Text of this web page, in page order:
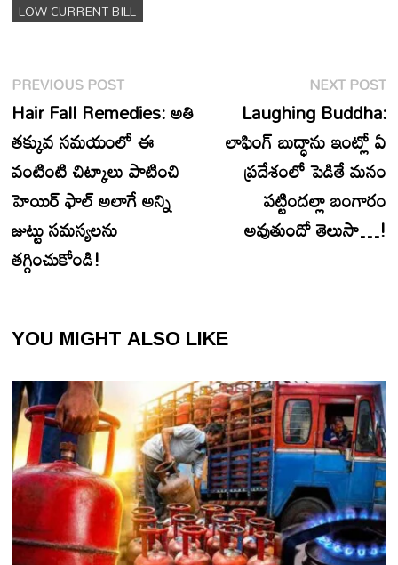
LOW CURRENT BILL
Post
navigation
PREVIOUS POSTPrevious
post:
Hair Fall Remedies: అతి
తక్కువ సమయంలో ఈ
వంటింటి చిట్కాలు పాటించి
హెయిర్ ఫాల్ అలాగే అన్ని
జుట్టు సమస్యలను
తగ్గించుకోండి!
NEXT POST
Laughing Buddha:
లాఫింగ్ బుద్ధాను ఇంట్లో ఏ
ప్రదేశంలో పెడితే మనం
పట్టిందల్లా బంగారం
అవుతుందో తెలుసా…!
YOU MIGHT ALSO LIKE